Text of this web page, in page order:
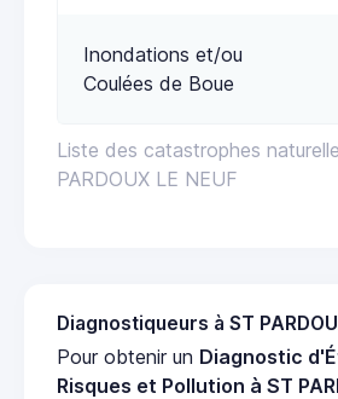
Liste des catastrophes
PARDOUX LE NEUF
Inondations et/ou
Coulées de Boue
Diagnostiqueurs à ST
Pour obtenir un Diagnostic
Risques et Pollution à ST